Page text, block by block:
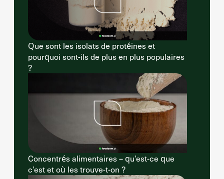
Que sont les isolats de protéines et
pourquoi sont-ils de plus en plus populaires
?
Concentrés alimentaires – qu’est-ce que
c’est et où les trouve-t-on ?